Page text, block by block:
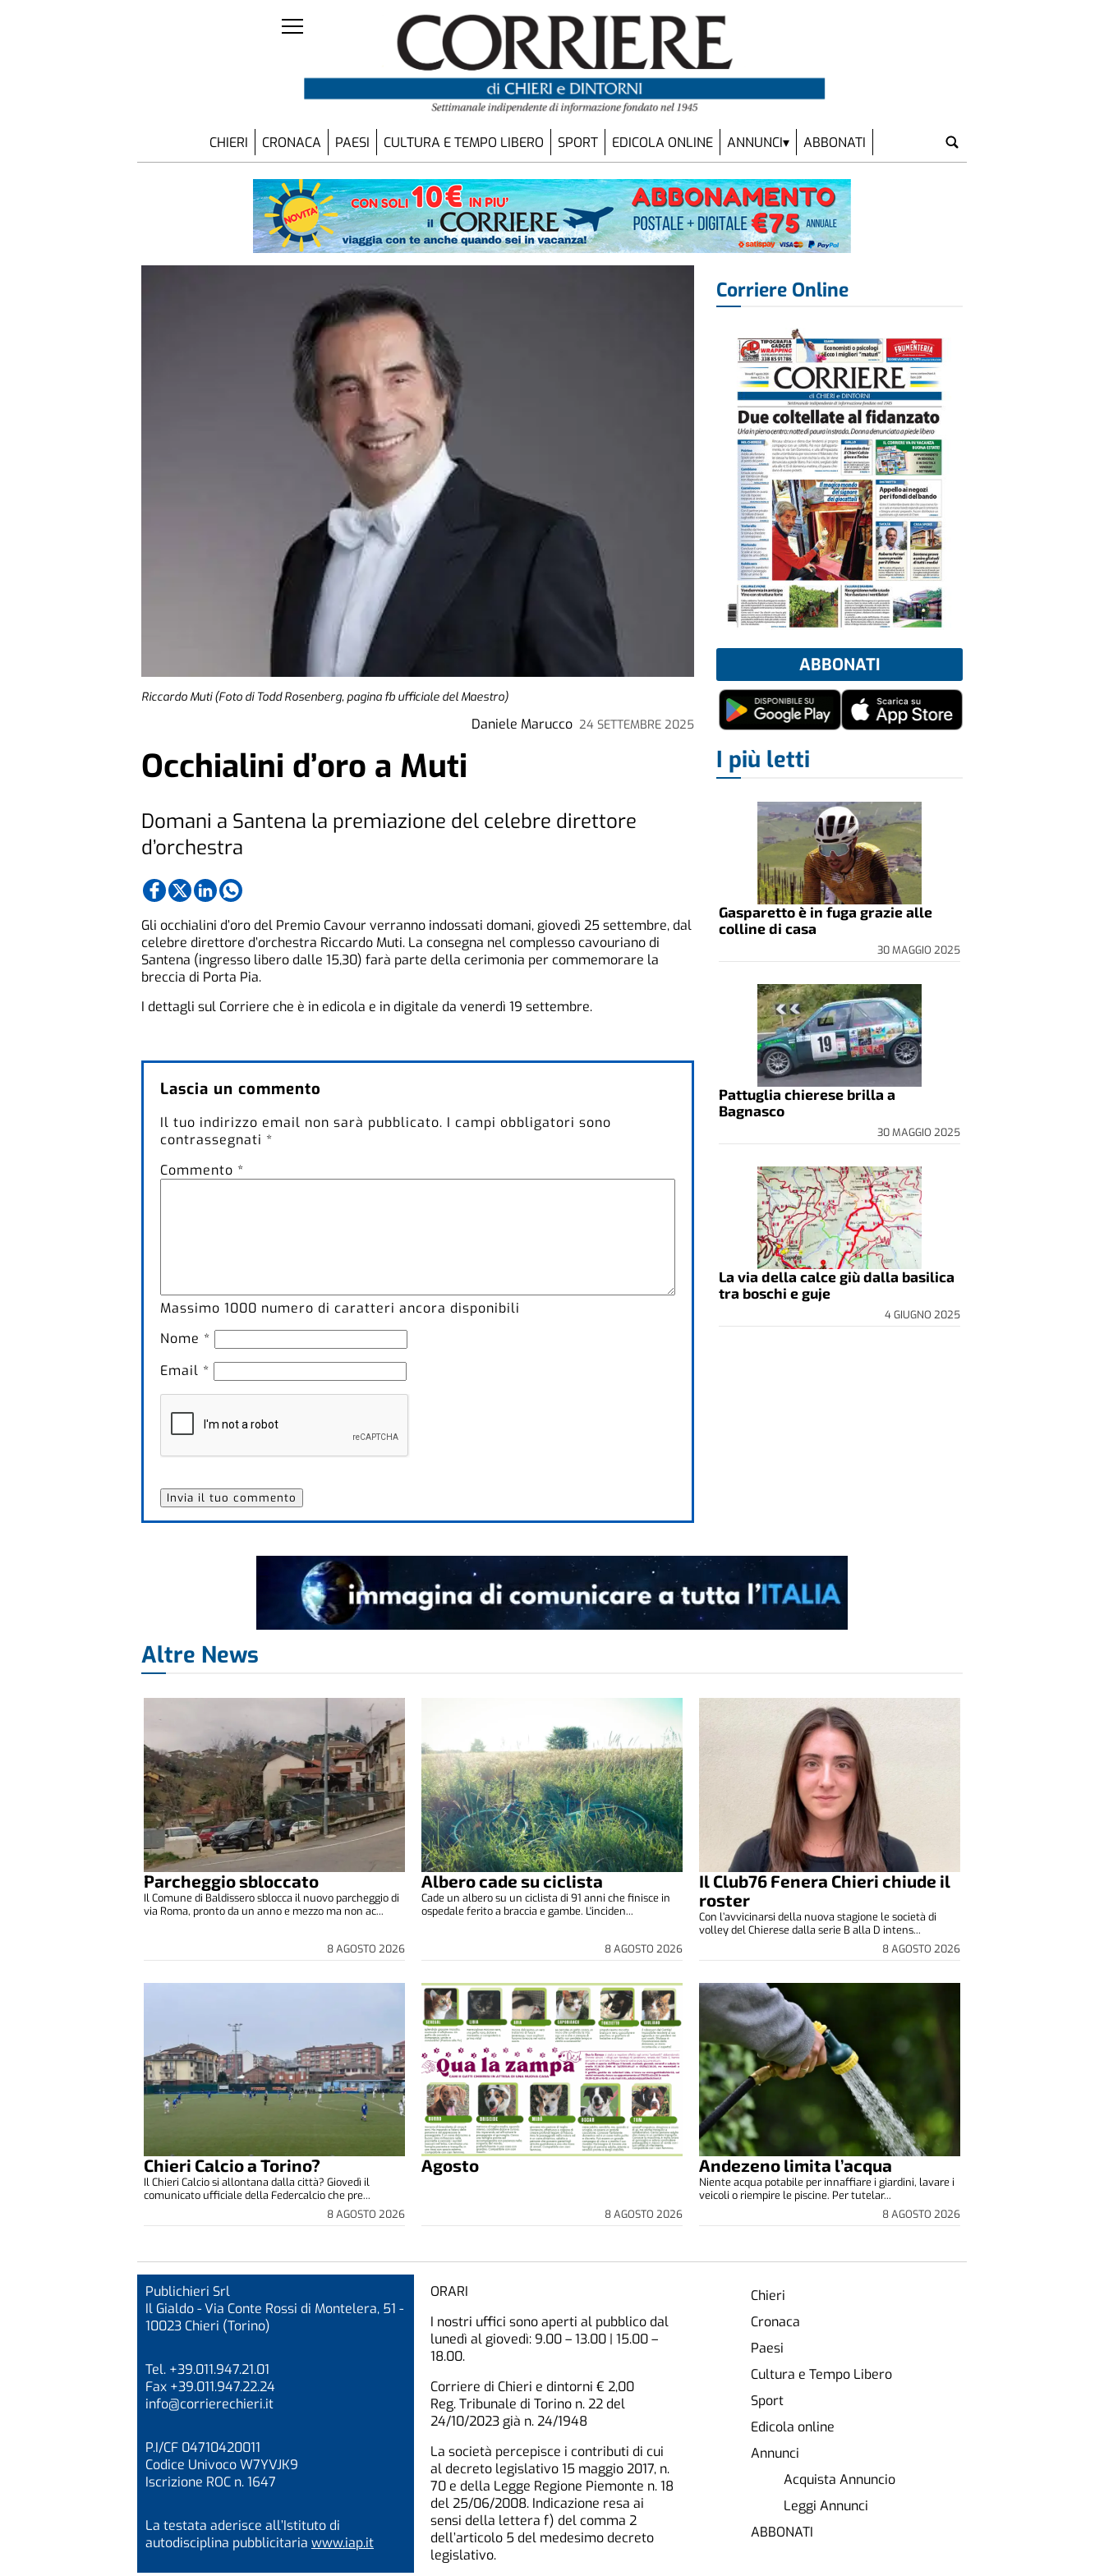
CHIERI CRONACA PAESI CULTURA E TEMPO LIBERO SPORT EDICOLA ONLINE ANNUNCI ABBONATI
Riccardo Muti (Foto di Todd Rosenberg, pagina fb ufficiale del Maestro)
Daniele Marucco 24 SETTEMBRE 2025
Occhialini d’oro a Muti
Domani a Santena la premiazione del celebre direttore
d’orchestra
Gli occhialini d’oro del Premio Cavour verranno indossati domani, giovedì 25 settembre, dal
celebre direttore d’orchestra Riccardo Muti. La consegna nel complesso cavouriano di
Santena (ingresso libero dalle 15,30) farà parte della cerimonia per commemorare la
breccia di Porta Pia.
I dettagli sul Corriere che è in edicola e in digitale da venerdì 19 settembre.
Lascia un commento
Il tuo indirizzo email non sarà pubblicato. I campi obbligatori sono
contrassegnati *
Commento *
Massimo 1000 numero di caratteri ancora disponibili
Nome *
Email *
Corriere Online
ABBONATI
I più letti
Gasparetto è in fuga grazie alle
colline di casa
30 MAGGIO 2025
Pattuglia chierese brilla a
Bagnasco
30 MAGGIO 2025
La via della calce giù dalla basilica
tra boschi e guje
4 GIUGNO 2025
Altre News
Parcheggio sbloccato
8 AGOSTO 2026
Il Comune di Baldissero sblocca il nuovo parcheggio di
via Roma, pronto da un anno e mezzo ma non ac...
Albero cade su ciclista
8 AGOSTO 2026
Cade un albero su un ciclista di 91 anni che finisce in
ospedale ferito a braccia e gambe. L'inciden...
Il Club76 Fenera Chieri chiude il
roster
8 AGOSTO 2026
Con l’avvicinarsi della nuova stagione le società di
volley del Chierese dalla serie B alla D intens...
Chieri Calcio a Torino?
8 AGOSTO 2026
Il Chieri Calcio si allontana dalla città? Giovedì il
comunicato ufficiale della Federcalcio che pre...
Agosto
8 AGOSTO 2026
Andezeno limita l’acqua
8 AGOSTO 2026
Niente acqua potabile per innaffiare i giardini, lavare i
veicoli o riempire le piscine. Per tutelar...
Publichieri Srl
Il Gialdo - Via Conte Rossi di Montelera, 51 -
10023 Chieri (Torino)
Tel. +39.011.947.21.01
Fax +39.011.947.22.24
info@corrierechieri.it
P.I/CF 04710420011
Codice Univoco W7YVJK9
Iscrizione ROC n. 1647
La testata aderisce all’Istituto di
autodisciplina pubblicitaria www.iap.it
ORARI
I nostri uffici sono aperti al pubblico dal
lunedì al giovedì: 9.00 – 13.00 | 15.00 –
18.00.
Corriere di Chieri e dintorni € 2,00
Reg. Tribunale di Torino n. 22 del
24/10/2023 già n. 24/1948
La società percepisce i contributi di cui
al decreto legislativo 15 maggio 2017, n.
70 e della Legge Regione Piemonte n. 18
del 25/06/2008. Indicazione resa ai
sensi della lettera f) del comma 2
dell’articolo 5 del medesimo decreto
legislativo.
Chieri
Cronaca
Paesi
Cultura e Tempo Libero
Sport
Edicola online
Annunci
Acquista Annuncio
Leggi Annunci
ABBONATI